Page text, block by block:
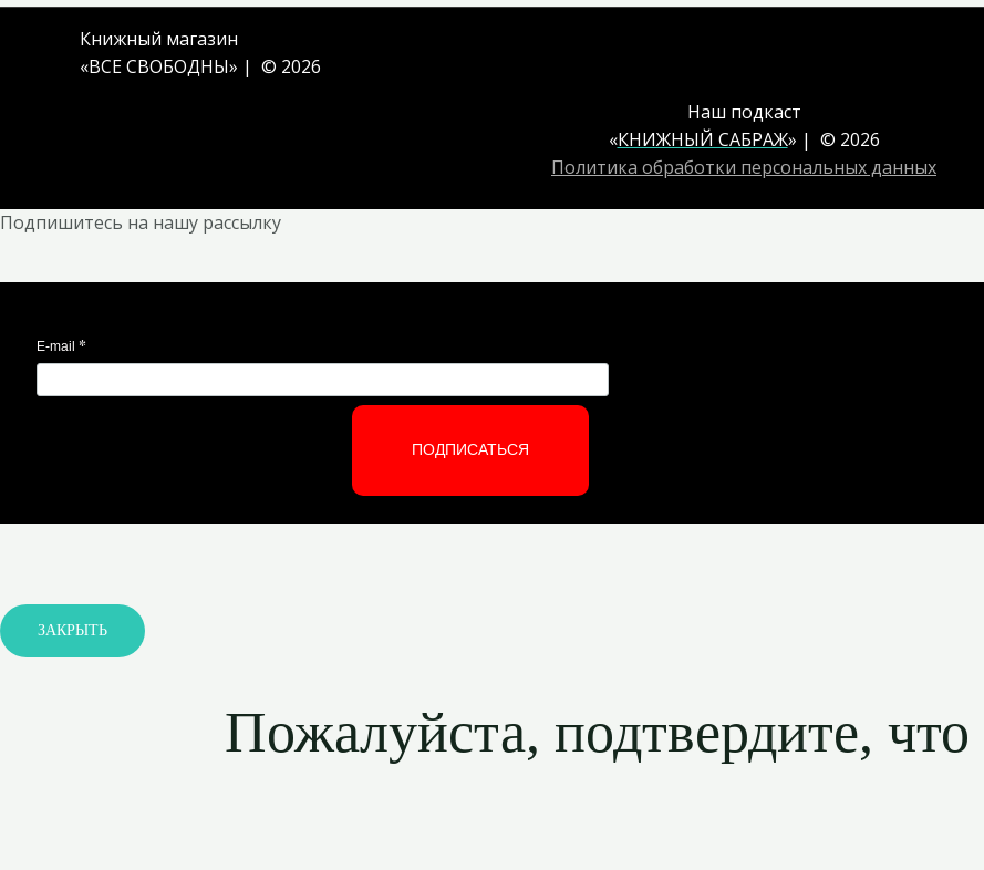
Книжный магазин
«ВСЕ СВОБОДНЫ» | © 2026
Наш подкаст
«КНИЖНЫЙ САБРАЖ» | © 2026
Политика обработки персональных данных
Подпишитесь на нашу рассылку
E-mail *
ПОДПИСАТЬСЯ
ЗАКРЫТЬ
Пожалуйста, подтвердите, что